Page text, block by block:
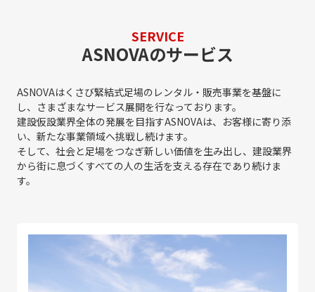
SERVICE
ASNOVAのサービス
ASNOVAはくさび緊結式足場のレンタル・販売事業を基盤に
し、さまざまなサービス展開を行なっております。
建設仮設業界全体の発展を目指すASNOVAは、お客様に寄り添
い、新たな事業領域へ挑戦し続けます。
そして、社会と足場をつなぎ新しい価値を生み出し、建設業界
から街に息づくすべての人の生活を支える存在であり続けま
す。